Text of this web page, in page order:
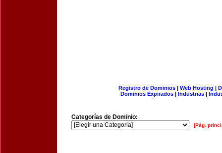
Registro de Dominios| Web Hosting |
Dominios Expirados | Industrias |
Categorías de Dominio:
[Pág.